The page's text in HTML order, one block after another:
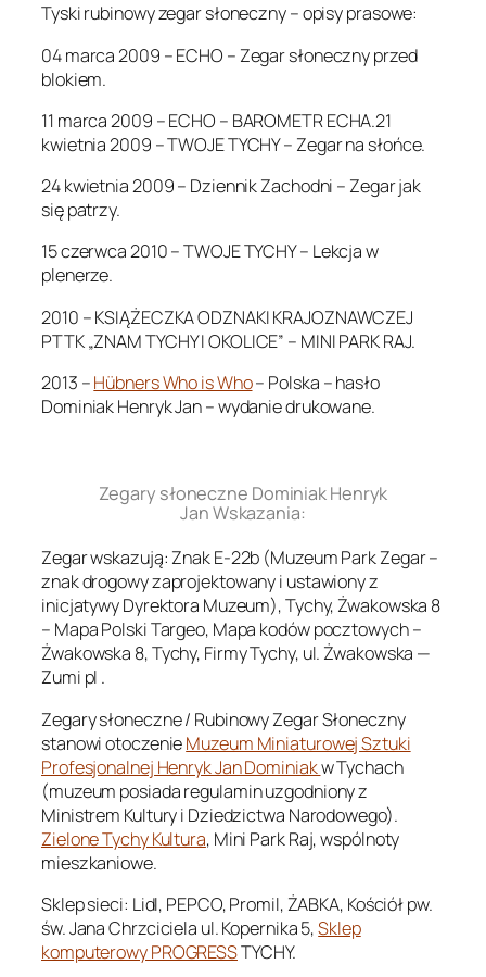
Tyski rubinowy zegar słoneczny – opisy prasowe:
04 marca 2009 – ECHO – Zegar słoneczny przed
blokiem.
11 marca 2009 – ECHO – BAROMETR ECHA.21
kwietnia 2009 – TWOJE TYCHY – Zegar na słońce.
24 kwietnia 2009 – Dziennik Zachodni – Zegar jak
się patrzy.
15 czerwca 2010 – TWOJE TYCHY – Lekcja w
plenerze.
2010 – KSIĄŻECZKA ODZNAKI KRAJOZNAWCZEJ
PTTK „ZNAM TYCHY I OKOLICE” – MINI PARK RAJ.
2013 –Hübners Who is Who– Polska – hasło
Dominiak Henryk Jan – wydanie drukowane.
Zegary słoneczne Dominiak Henryk
Jan Wskazania:
Zegar wskazują: Znak E-22b (Muzeum Park Zegar –
znak drogowy zaprojektowany i ustawiony z
inicjatywy Dyrektora Muzeum), Tychy, Żwakowska 8
– Mapa Polski Targeo, Mapa kodów pocztowych –
Żwakowska 8, Tychy, Firmy Tychy, ul. Żwakowska —
Zumi pl .
Zegary słoneczne / Rubinowy Zegar Słoneczny
stanowi otoczenieMuzeum Miniaturowej Sztuki
Profesjonalnej Henryk Jan Dominiakw Tychach
(muzeum posiada regulamin uzgodniony z
Ministrem Kultury i Dziedzictwa Narodowego).
Zielone Tychy Kultura, Mini Park Raj, wspólnoty
mieszkaniowe.
Sklep sieci: Lidl, PEPCO, Promil, ŻABKA, Kościół pw.
św. Jana Chrzciciela ul. Kopernika 5,Sklep
komputerowy PROGRESSTYCHY.